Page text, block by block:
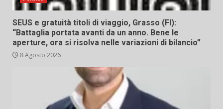
SEUS e gratuità titoli di viaggio, Grasso (FI):
“Battaglia portata avanti da un anno. Bene le
aperture, ora si risolva nelle variazioni di bilancio”
8 Agosto 2026